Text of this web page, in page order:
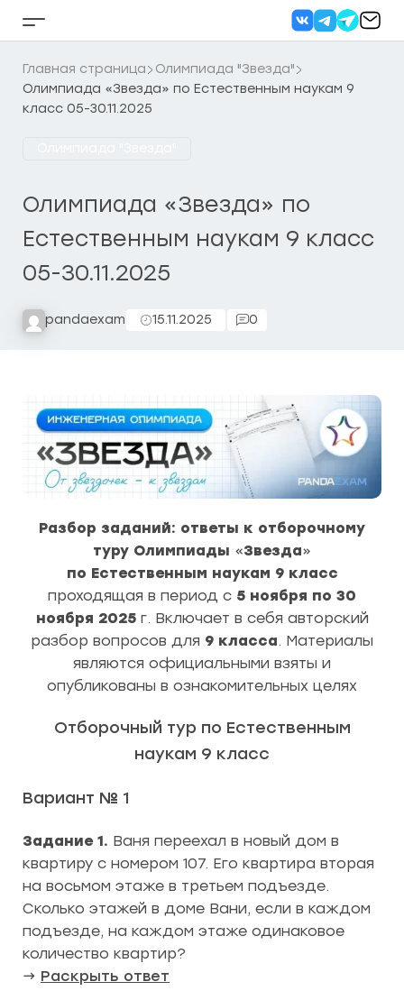
Кнопка
бокового
меню
Главная страница
Олимпиада "Звезда"
Олимпиада «Звезда» по Естественным наукам 9
класс 05-30.11.2025
Олимпиада «Звезда» по
Естественным наукам 9 класс
05-30.11.2025
pandaexam 15.11.2025 0
Разбор заданий: ответы к отборочному
туру Олимпиады «Звезда»
по Естественным наукам 9 класс
проходящая в период с 5 ноября по 30
ноября 2025г. Включает в себя авторский
разбор вопросов для 9 класса. Материалы
являются официальными взяты и
опубликованы в ознакомительных целях
Отборочный тур по Естественным
наукам 9 класс
Вариант № 1
Задание 1. Ваня переехал в новый дом в
квартиру с номером 107. Его квартира вторая
на восьмом этаже в третьем подъезде.
Сколько этажей в доме Вани, если в каждом
подъезде, на каждом этаже одинаковое
количество квартир?
→ Раскрыть ответ